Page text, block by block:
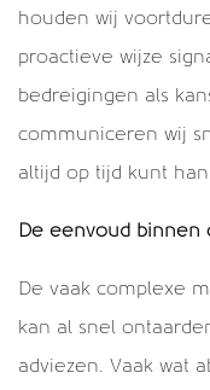
houden wij
proactieve wijze
bedreigingen als
communiceren wij
altijd op tijd kunt
De eenvoud binnen
De vaak complexe
kan al snel
adviezen. Vaak wat